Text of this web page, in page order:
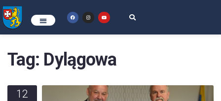
Tag: Dylągowa
12